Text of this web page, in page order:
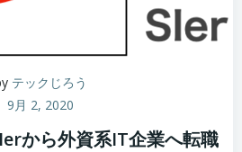
テックじろう
9月 2, 2020
から外資系IT企業へ転職